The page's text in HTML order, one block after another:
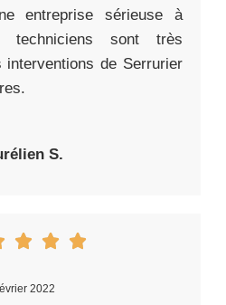
entreprise sérieuse à
techniciens sont très
de Serrurier
S.
2022